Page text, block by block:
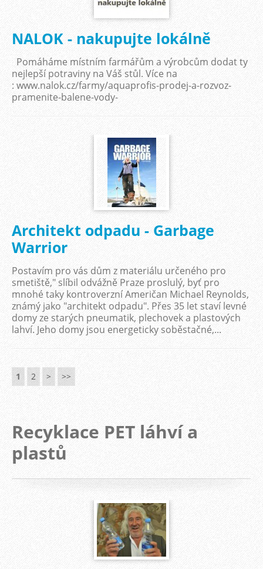
NALOK - nakupujte lokálně
Pomáháme místním farmářům a výrobcům dodat ty
nejlepší potraviny na Váš stůl. Více na
: www.nalok.cz/farmy/aquaprofis-prodej-a-rozvoz-
pramenite-balene-vody-
Architekt odpadu - Garbage
Warrior
Postavím pro vás dům z materiálu určeného pro
smetiště," slíbil odvážně Praze proslulý, byť pro
mnohé taky kontroverzní Američan Michael Reynolds,
známý jako "architekt odpadu". Přes 35 let staví levné
domy ze starých pneumatik, plechovek a plastových
lahví. Jeho domy jsou energeticky soběstačné,...
1 2 > >>
Recyklace PET láhví a
plastů